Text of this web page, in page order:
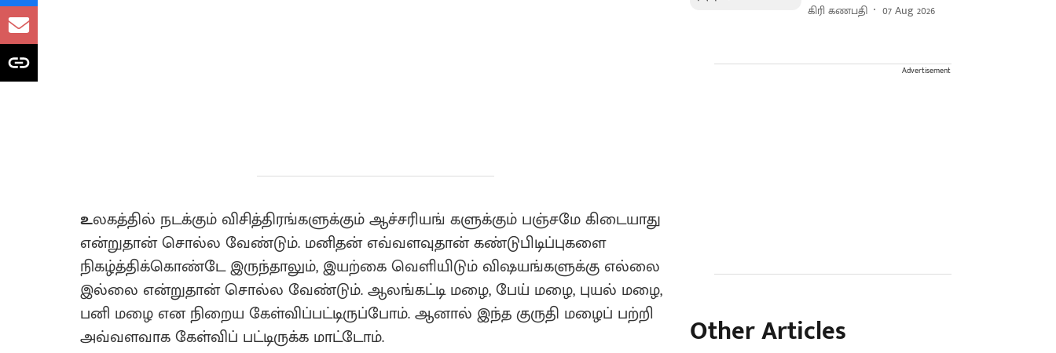
உலகத்தில் நடக்கும் விசித்திரங்களுக்கும் ஆச்சரியங் களுக்கும் பஞ்சமே கிடையாது
என்றுதான் சொல்ல வேண்டும். மனிதன் எவ்வளவுதான் கண்டுபிடிப்புகளை
நிகழ்த்திக்கொண்டே இருந்தாலும், இயற்கை வெளியிடும் விஷயங்களுக்கு எல்லை
இல்லை என்றுதான் சொல்ல வேண்டும். ஆலங்கட்டி மழை, பேய் மழை, புயல் மழை,
பனி மழை என நிறைய கேள்விப்பட்டிருப்போம். ஆனால் இந்த குருதி மழைப் பற்றி
அவ்வளவாக கேள்விப் பட்டிருக்க மாட்டோம்.
கிரி கணபதி 07 Aug 2026
Advertisement
Other Articles